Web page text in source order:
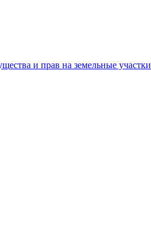
и прав на земельные участки